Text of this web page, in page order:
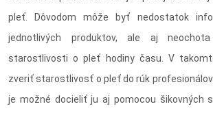
pleť. Dôvodom môže byť nedostatok
jednotlivých produktov, ale aj
starostlivosti o pleť hodiny času. V
zveriť starostlivosť o pleť do rúk
je možné docieliť ju aj pomocou šikovných